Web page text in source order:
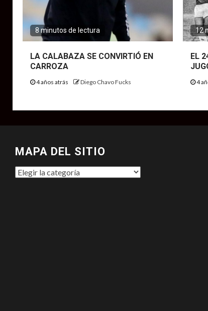
8 minutos de lectura
LA CALABAZA SE CONVIRTIÓ EN
CARROZA
4 años atrás Diego Chavo Fucks
12
EL
4
MAPA DEL SITIO
MAPA